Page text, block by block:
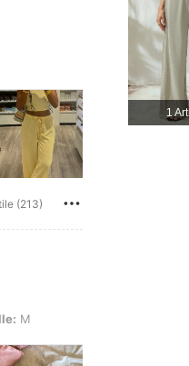
(213)
100 cm / 39 in, Forme du
M
1